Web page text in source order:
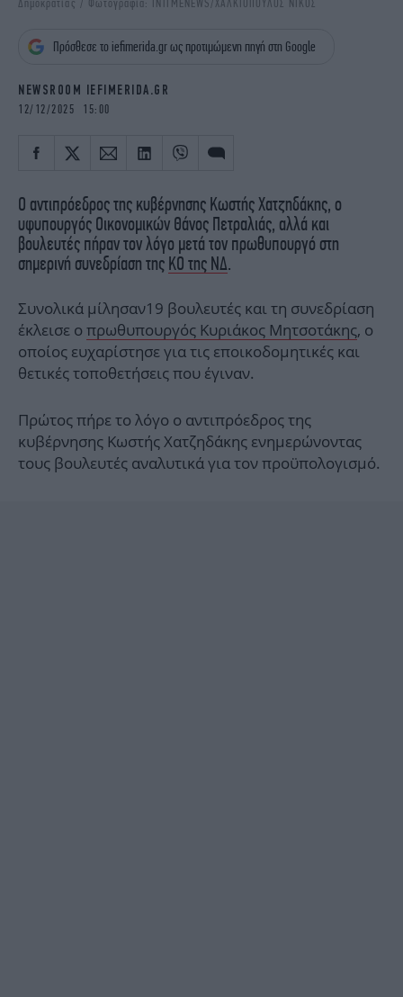
iBOOKS
ΖΩΔΙΑ
OSCARS
NEWSLETTER
Δημοκρατίας / Φωτογραφία: INTIMENEWS/ΧΑΛΚΙΟΠΟΥΛΟΣ ΝΙΚΟΣ
Πρόσθεσε το iefimerida.gr ως προτιμώμενη πηγή στη Google
NEWSROOM IEFIMERIDA.GR
12/12/2025 15:00
Ο αντιπρόεδρος της κυβέρνησης Κωστής Χατζηδάκης, ο
υφυπουργός Οικονομικών Θάνος Πετραλιάς, αλλά και
βουλευτές πήραν τον λόγο μετά τον πρωθυπουργό στη
σημερινή συνεδρίαση της ΚΟ της ΝΔ.
Συνολικά μίλησαν19 βουλευτές και τη συνεδρίαση
έκλεισε ο πρωθυπουργός Κυριάκος Μητσοτάκης, ο
οποίος ευχαρίστησε για τις εποικοδομητικές και
θετικές τοποθετήσεις που έγιναν.
Πρώτος πήρε το λόγο ο αντιπρόεδρος της
κυβέρνησης Κωστής Χατζηδάκης ενημερώνοντας
τους βουλευτές αναλυτικά για τον προϋπολογισμό.